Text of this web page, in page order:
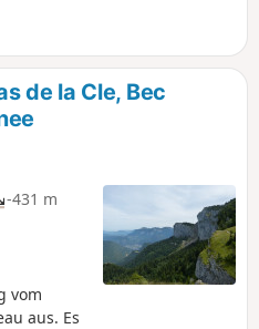
einen äußerst
de la Cle, Bec
-431 m
vom
aus. Es